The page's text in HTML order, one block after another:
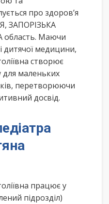
про здоров’я
ЗАПОРІЗЬКА
область. Маючи
дитячої медицини,
створює
маленьких
перетворюючи
досвід.
працює у
підрозділ)